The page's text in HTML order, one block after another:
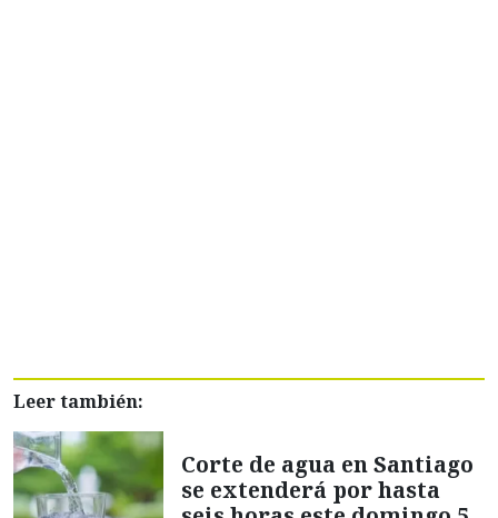
Leer también:
Corte de agua en Santiago
se extenderá por hasta